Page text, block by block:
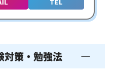
対策・勉強法